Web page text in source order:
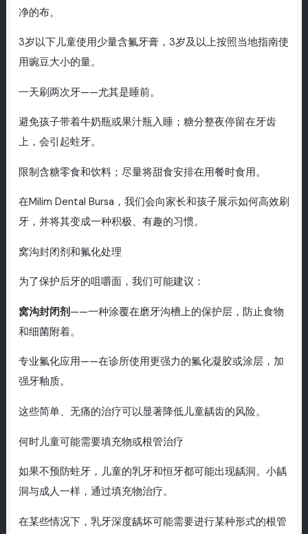
净的布。
3岁以下儿童使用少量含氟牙膏，3岁及以上按照当地指南使
用豌豆大小的量。
一天刷两次牙——尤其是睡前。
避免孩子带着牛奶瓶或果汁瓶入睡；糖分整夜停留在牙齿
上，会引起蛀牙。
限制含糖零食和饮料；尽量将甜食安排在用餐时食用。
在Milim Dental Bursa，我们会向家长和孩子展示如何高效刷
牙，并将其变成一种积极、有趣的习惯。
窝沟封闭剂和氟化处理
为了保护后牙的咀嚼面，我们可能建议：
窝沟封闭剂——一种涂覆在磨牙沟槽上的保护层，防止食物
和细菌附着。
专业氟化应用——在诊所使用更强力的氟化凝胶或涂层，加
强牙釉质。
这些简单、无痛的治疗可以显著降低儿童龋齿的风险。
何时儿童可能需要填充物或根管治疗
如果不预防蛀牙，儿童的乳牙和恒牙都可能出现龋洞。小龋
洞与成人一样，通过填充物治疗。
在某些情况下，乳牙深度龋坏可能需要进行某种形式的根管